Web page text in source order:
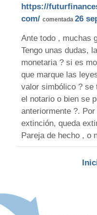
https://
com/ comentada 26
Ante todo , muchas
Tengo unas dudas,
monetaria ? si es
que marque las
valor simbólico ? se
el notario o bien se
anteriormente ?.
extinción, queda
Pareja de hecho , o